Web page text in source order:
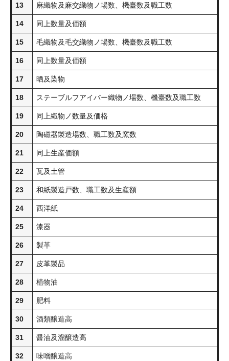
13 麻織物及麻交織物ノ場数、機臺数及職工数
14 同上数量及価額
15 毛織物及毛交織物ノ場数、機臺数及職工数
16 同上数量及価額
17 晒及染物
18 ステーブルフアイバー織物ノ場数、機臺数及職工数
19 同上織物ノ数量及価格
20 陶磁器製造場数、職工数及窯数
21 同上生産価額
22 瓦及土管
23 和紙製造戸数、職工数及生産額
24 西洋紙
25 漆器
26 製革
27 皮革製品
28 植物油
29 肥料
30 酒類醸造高
31 醤油及溜醸造高
32 味噌醸造高